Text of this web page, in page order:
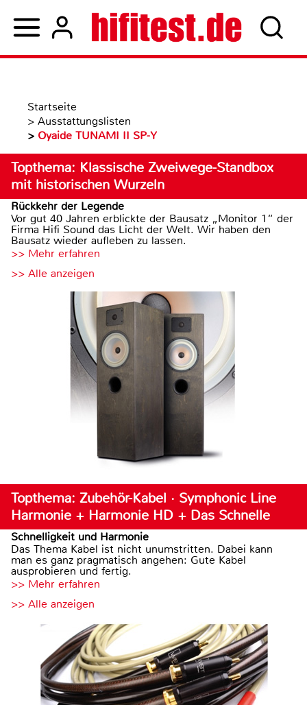
Startseite
> Ausstattungslisten
> Oyaide TUNAMI II SP-Y
Topthema: Klassische Zweiwege-Standbox
mit historischen Wurzeln
Rückkehr der Legende
Vor gut 40 Jahren erblickte der Bausatz „Monitor 1“ der
Firma Hifi Sound das Licht der Welt. Wir haben den
Bausatz wieder aufleben zu lassen.
>> Mehr erfahren
>> Alle anzeigen
Topthema: Zubehör-Kabel · Symphonic Line
Harmonie + Harmonie HD + Das Schnelle
Schnelligkeit und Harmonie
Das Thema Kabel ist nicht unumstritten. Dabei kann
man es ganz pragmatisch angehen: Gute Kabel
ausprobieren und fertig.
>> Mehr erfahren
>> Alle anzeigen